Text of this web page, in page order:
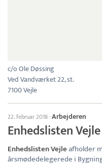
c/o Ole Døssing
Ved Vandværket 22, st.
7100 Vejle
22. februar 2018·Arbejderen
Enhedslisten
Enhedslisten Vejleafholder
årsmødedelegerede i